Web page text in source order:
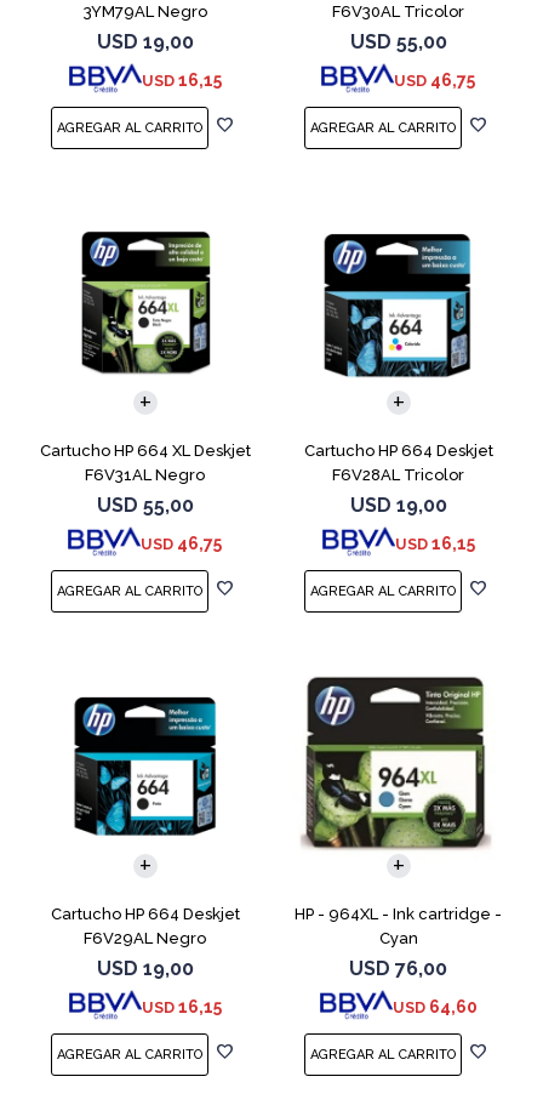
3YM79AL Negro
USD 19,00
USD 16,15
F6V30AL Tricolor
USD 55,00
USD 46,75
Cartucho HP 664 XL Deskjet
F6V31AL Negro
USD 55,00
USD 46,75
Cartucho HP 664 Deskjet
F6V28AL Tricolor
USD 19,00
USD 16,15
Cartucho HP 664 Deskjet
F6V29AL Negro
USD 19,00
USD 16,15
HP - 964XL - Ink cartridge -
Cyan
USD 76,00
USD 64,60